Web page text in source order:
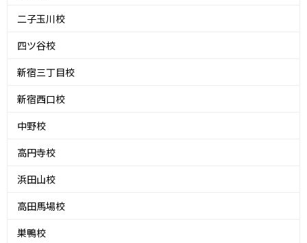
二子玉川校
四ツ谷校
新宿三丁目校
新宿西口校
中野校
高円寺校
浜田山校
高田馬場校
巣鴨校